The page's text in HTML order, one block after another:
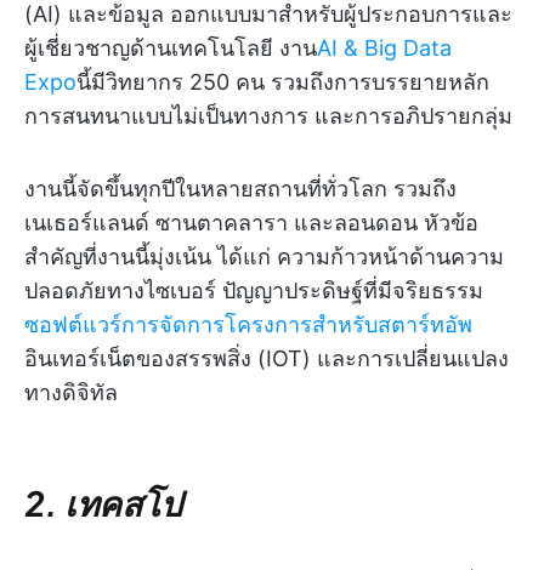
(AI) และข้อมูล ออกแบบมาสำหรับผู้ประกอบการและ
ผู้เชี่ยวชาญด้านเทคโนโลยี งานAI & Big Data
Expoนี้มีวิทยากร 250 คน รวมถึงการบรรยายหลัก
การสนทนาแบบไม่เป็นทางการ และการอภิปรายกลุ่ม
งานนี้จัดขึ้นทุกปีในหลายสถานที่ทั่วโลก รวมถึง
เนเธอร์แลนด์ ซานตาคลารา และลอนดอน หัวข้อ
สำคัญที่งานนี้มุ่งเน้น ได้แก่ ความก้าวหน้าด้านความ
ปลอดภัยทางไซเบอร์ ปัญญาประดิษฐ์ที่มีจริยธรรม
ซอฟต์แวร์การจัดการโครงการสำหรับสตาร์ทอัพ
อินเทอร์เน็ตของสรรพสิ่ง (IOT) และการเปลี่ยนแปลง
ทางดิจิทัล
2. เทคสโป